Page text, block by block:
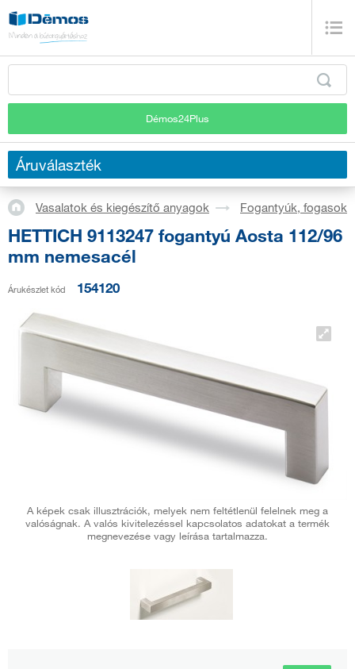
Démos24Plus
Áruválaszték
Vasalatok és kiegészítő anyagok Fogantyúk, fogasok
HETTICH 9113247 fogantyú Aosta 112/96
mm nemesacél
Árukészlet kód 154120
A képek csak illusztrációk, melyek nem feltétlenül felelnek meg a
valóságnak. A valós kivitelezéssel kapcsolatos adatokat a termék
megnevezése vagy leírása tartalmazza.